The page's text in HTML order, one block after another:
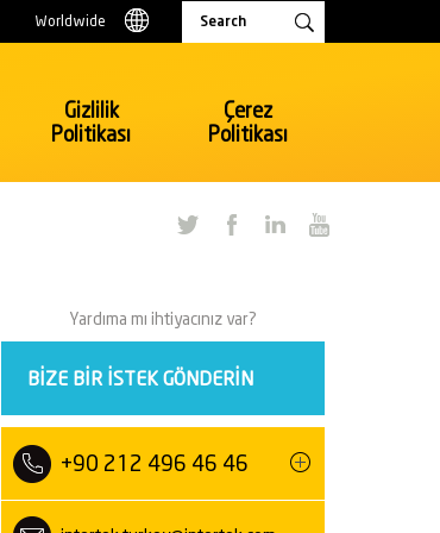
Worldwide
Oyuncak, Kırtasiye
Elektrik ve Elektronik
Perakende
Tekstil, Hazır Giyim
Tüketici Ürünleri Perakende
Bavul ve Çanta
Ulaşım
Gizlilik
Politikası
Çerez
Politikası
Yardıma mı ihtiyacınız var?
BIZE BIR ISTEK GÖNDERIN
+90 212 496 46 46